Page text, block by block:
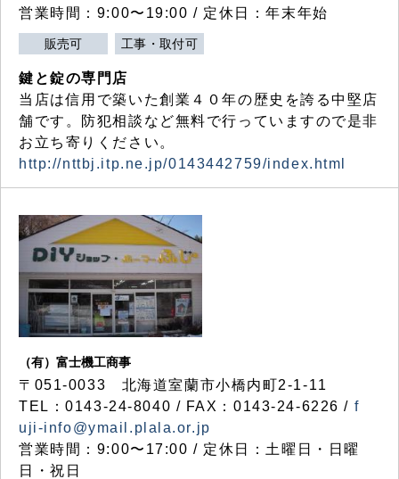
営業時間：9:00〜19:00 / 定休日：年末年始
販売可 工事・取付可
鍵と錠の専門店
当店は信用で築いた創業４０年の歴史を誇る中堅店
舗です。防犯相談など無料で行っていますので是非
お立ち寄りください。
http://nttbj.itp.ne.jp/0143442759/index.html
（有）富士機工商事
〒051-0033 北海道室蘭市小橋内町2-1-11
TEL：0143-24-8040 / FAX：0143-24-6226 / f
uji-info@ymail.plala.or.jp
営業時間：9:00〜17:00 / 定休日：土曜日・日曜
日・祝日